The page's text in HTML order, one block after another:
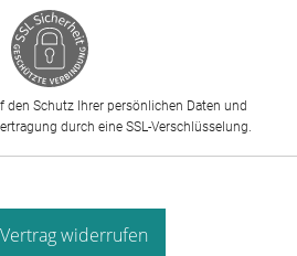
den Schutz Ihrer persönlichen Daten und
durch eine SSL-Verschlüsselung.
Vertrag widerrufen